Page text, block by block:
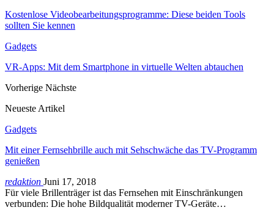
Kostenlose Videobearbeitungsprogramme: Diese beiden Tools
sollten Sie kennen
Gadgets
VR-Apps: Mit dem Smartphone in virtuelle Welten abtauchen
Vorherige Nächste
Neueste Artikel
Gadgets
Mit einer Fernsehbrille auch mit Sehschwäche das TV-Programm
genießen
redaktion Juni 17, 2018
Für viele Brillenträger ist das Fernsehen mit Einschränkungen
verbunden: Die hohe Bildqualität moderner TV-Geräte…